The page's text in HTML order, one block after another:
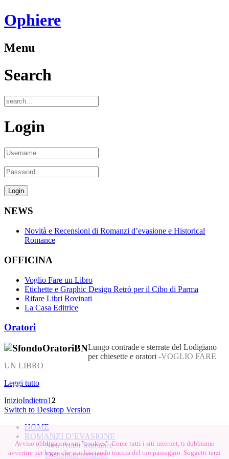
Ophiere
Menu
Search
Login
NEWS
Novità e Recensioni di Romanzi d’evasione e Historical
Romance
OFFICINA
Voglio Fare un Libro
Etichette e Graphic Design Retrò per il Cibo di Parma
Rifare Libri Rovinati
La Casa Editrice
Oratori
Lungo contrade e sterrate del Lodigiano
per chiesette e oratori -VOGLIO FARE
UN LIBRO
Leggi tutto
InizioIndietro12
Switch to Desktop Version
HOME
ROMANZI D’EVASIONE
New Adult Romance
Dystopian romance
Avviso obbligatorio sui "cookies". Come tutti i siti internet, ti dobbiamo
avvertire per legge che stai lasciando traccia del tuo passaggio. Soggetti terzi